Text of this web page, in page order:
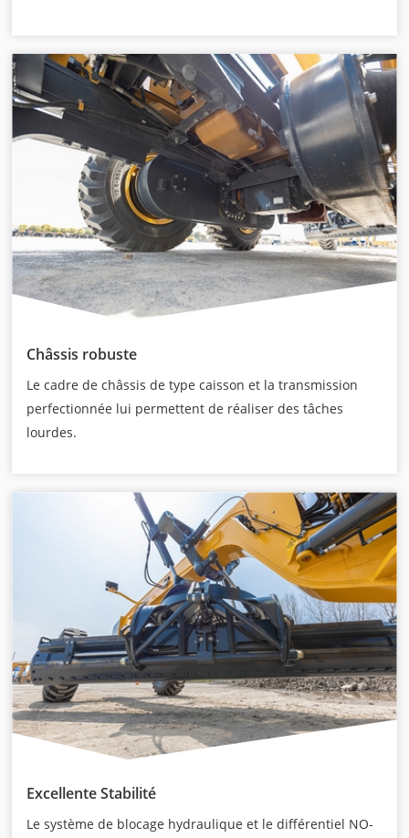
Châssis robuste
Le cadre de châssis de type caisson et la transmission
perfectionnée lui permettent de réaliser des tâches
lourdes.
Excellente Stabilité
Le système de blocage hydraulique et le différentiel NO-